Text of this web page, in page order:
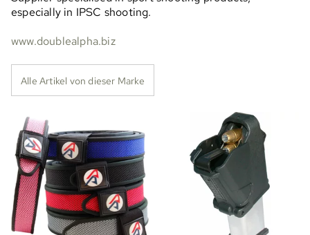
especially in IPSC shooting.
www.doublealpha.biz
Alle Artikel von dieser Marke